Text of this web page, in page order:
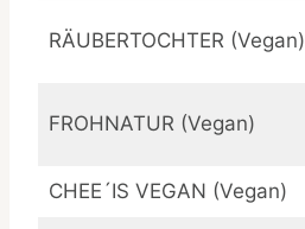
RÄUBERTOCHTER (Vegan)
FROHNATUR (Vegan)
CHEE´IS VEGAN (Vegan)